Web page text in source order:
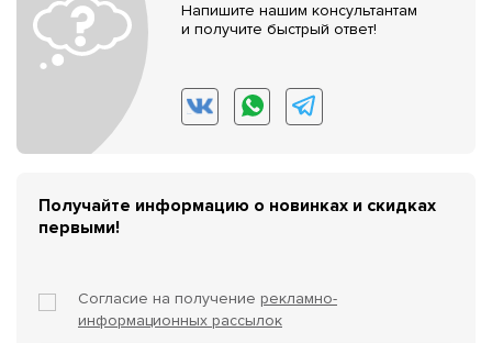
Напишите нашим консультантам
и получите быстрый ответ!
Получайте информацию о новинках и скидках
первыми!
Согласие на получение рекламно-
информационных рассылок